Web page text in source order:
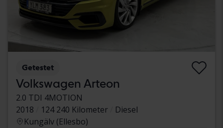
Getestet
Volkswagen Arteon
2.0 TDI 4MOTION
2018
124 240 Kilometer
Diesel
Kungälv (Ellesbo)